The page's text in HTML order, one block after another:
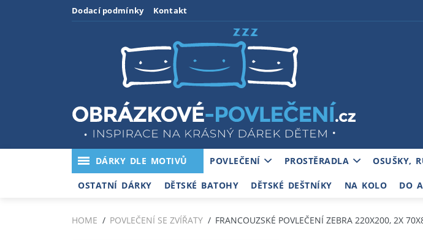
Dodací podmínky Kontakt
DÁRKY DLE MOTIVŮ POVLEČENÍ PROSTĚRADLA OSUŠKY,
OSTATNÍ DÁRKY DĚTSKÉ BATOHY DĚTSKÉ DEŠTNÍKY NA KOLO DO
HOME POVLEČENÍ SE ZVÍŘATY FRANCOUZSKÉ POVLEČENÍ ZEBRA 220X200, 2X